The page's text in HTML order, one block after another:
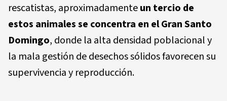
rescatistas, aproximadamenteun tercio de
estos animales se concentra en el Gran Santo
Domingo, donde la alta densidad poblacional y
la mala gestión de desechos sólidos favorecen su
supervivencia y reproducción.